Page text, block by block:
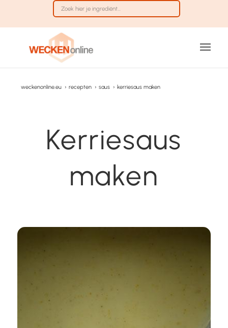
weckenonline.eu › recepten › saus › kerriesaus maken
Kerriesaus
maken